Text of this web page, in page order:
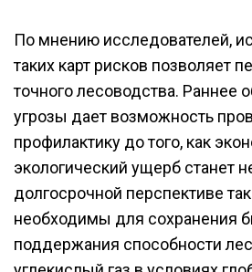
По мнению исследователей,
таких карт рисков позволяет
точного лесоводства. Раннее
угрозы дает возможность
профилактику до того, как
экологический ущерб станет
долгосрочной перспективе
необходимы для сохранения
поддержания способности